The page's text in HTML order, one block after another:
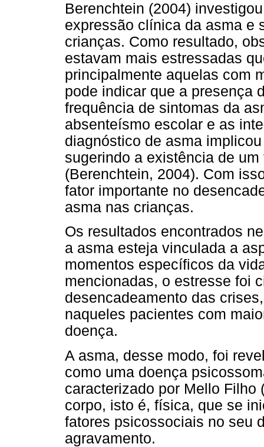
Berenchtein (2004)
expressão clínica da asma e
crianças. Como resultado,
estavam mais estressadas
principalmente aquelas com
pode indicar que a presença
frequência de sintomas da
absenteísmo escolar e as
diagnóstico de asma
sugerindo a existência de
(Berenchtein, 2004). Com
fator importante no
asma nas crianças.
Os resultados encontrados
a asma esteja vinculada a
momentos específicos da
mencionadas, o estresse foi
desencadeamento das
naqueles pacientes com
doença.
A asma, desse modo, foi
como uma doença
caracterizado por Mello Filho
corpo, isto é, física, que se
fatores psicossociais no seu
agravamento.